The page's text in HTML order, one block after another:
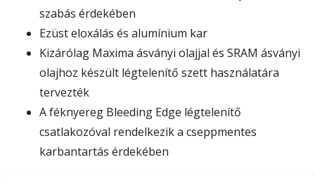
szabás érdekében
Ezüst eloxálás és alumínium kar
Kizárólag Maxima ásványi olajjal és SRAM ásványi
olajhoz készült légtelenítő szett használatára
tervezték
A féknyereg Bleeding Edge légtelenítő
csatlakozóval rendelkezik a cseppmentes
karbantartás érdekében